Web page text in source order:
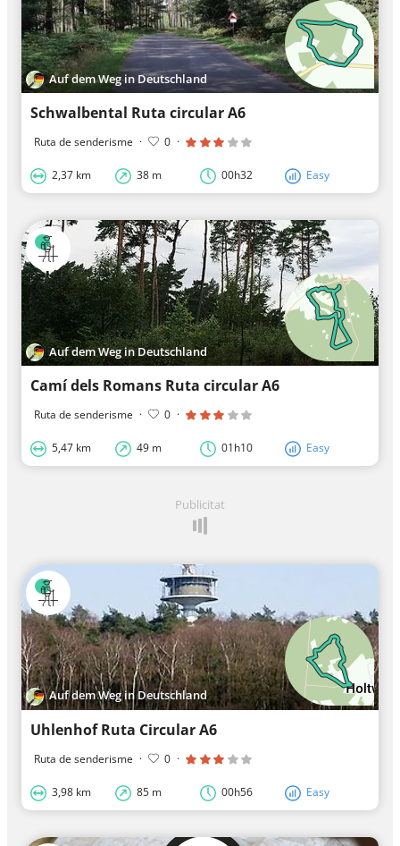
Auf dem Weg in Deutschland
Schwalbental Ruta circular A6
Ruta de senderisme · 0 ·
2,37 km 38 m 00h32 Easy
Auf dem Weg in Deutschland
Camí dels Romans Ruta circular A6
Ruta de senderisme · 0 ·
5,47 km 49 m 01h10 Easy
Publicitat
Auf dem Weg in Deutschland
Uhlenhof Ruta Circular A6
Ruta de senderisme · 0 ·
3,98 km 85 m 00h56 Easy